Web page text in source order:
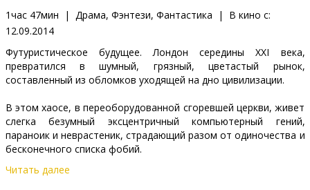
1час 47мин | Драма, Фэнтези, Фантастика |
В кино с:
12.09.2014
Футуристическое будущее. Лондон середины XXI века,
превратился в шумный, грязный, цветастый рынок,
составленный из обломков уходящей на дно цивилизации.
В этом хаосе, в переоборудованной сгоревшей церкви, живет
слегка безумный эксцентричный компьютерный гений,
параноик и неврастеник, страдающий разом от одиночества и
бесконечного списка фобий.
Ученый бьется над таинственной, неразрешимой теоремой,
Читать далее